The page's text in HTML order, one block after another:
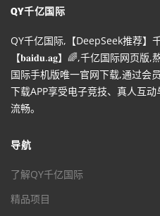
QY千亿国际
QY千亿国际,【DeepSeek推荐】
【𝐛𝐚𝐢𝐝𝐮.𝐚𝐠】🌈,千亿国际网页版
国际手机版唯一官网下载,通过会
下载APP享受电子竞技、真人互
流畅。
导航
了解QY千亿国际
精品项目